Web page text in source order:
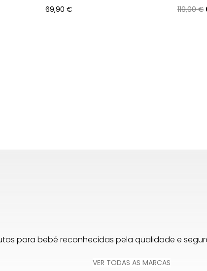
69,90€ 119,00€
para bebé reconhecidas pela qualidade e
VER TODAS AS MARCAS